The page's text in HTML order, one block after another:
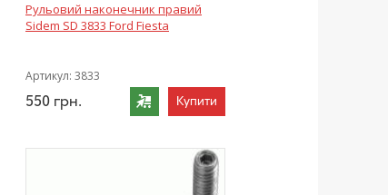
Рульовий наконечник правий
Sidem SD 3833 Ford Fiesta
Артикул: 3833
550 грн. Купити